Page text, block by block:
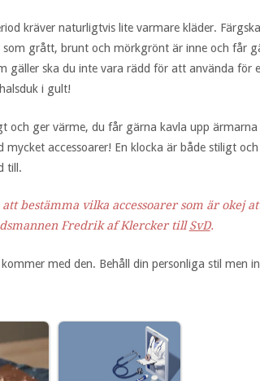
kräver naturligtvis lite varmare kläder.
grått, brunt och mörkgrönt är inne och får
gäller ska du inte vara rädd för att använda för
i gult!
och ger värme, du får gärna kavla upp ärmarna
accessoarer! En klocka är både stiligt
till.
bestämma vilka accessoarer som är okej
Fredrik af Klercker tillSvD.
med den. Behåll din personliga stil men